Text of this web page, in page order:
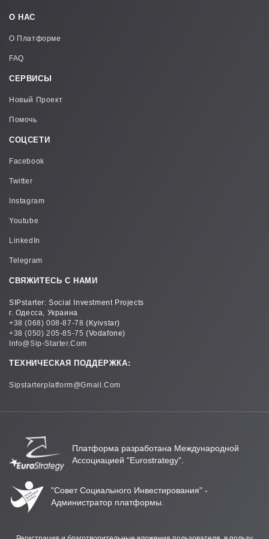
О НАС
О Платформе
FAQ
СЕРВИСЫ
Новый Проект
Помочь
СОЦСЕТИ
Facebook
Twitter
Instagram
Youtube
LinkedIn
Telegram
СВЯЖИТЕСЬ С НАМИ
SIPstarter: Social Investment Projects
г. Одесса, Украина
+38 (068) 008-87-78 (Kyivstar)
+38 (050) 205-85-75 (Vodafone)
Info@sip-Starter.com
ТЕХНИЧЕСКАЯ ПОДДЕРЖКА:
Sipstarterplatform@gmail.com
Платформа разработана Международной
Ассоциацией "Eurostrategy".
"Совет Социального Инвестирования" -
Администратор платформы.